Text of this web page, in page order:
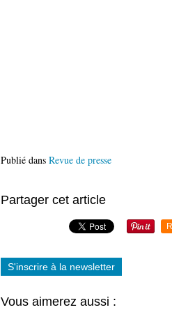
Publié dans Revue de presse
Partager cet article
S'inscrire à la newsletter
Vous aimerez aussi :